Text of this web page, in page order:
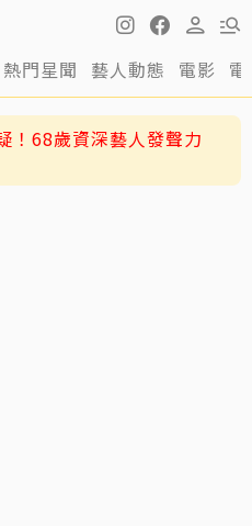
熱門星聞 藝人動態 電影
「披荊斬棘2026」求指
」
！68歲資深藝人發聲力